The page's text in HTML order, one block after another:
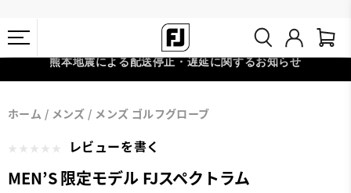
熊本地震による配送停止・遅延に関するお知らせ
11,000円
ホーム メンズ メンズ ゴルフグローブ
レビューを書く
MEN’S 限定モデル FJスペクトラム